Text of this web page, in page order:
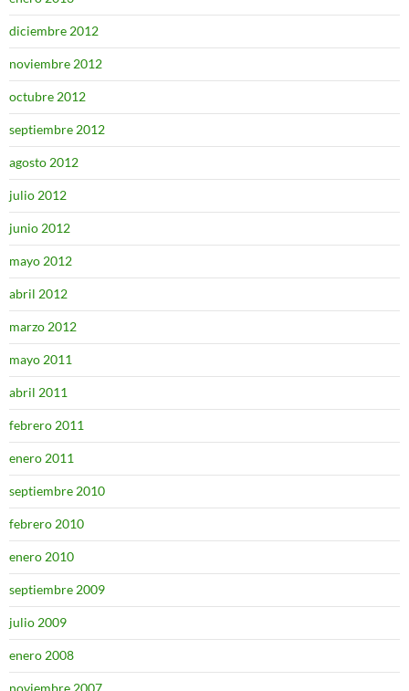
diciembre 2012
noviembre 2012
octubre 2012
septiembre 2012
agosto 2012
julio 2012
junio 2012
mayo 2012
abril 2012
marzo 2012
mayo 2011
abril 2011
febrero 2011
enero 2011
septiembre 2010
febrero 2010
enero 2010
septiembre 2009
julio 2009
enero 2008
noviembre 2007